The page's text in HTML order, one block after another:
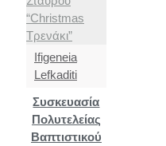
Ifigeneia
Lefkaditi
Συσκευασία
Πολυτελείας
Βαπτιστικού